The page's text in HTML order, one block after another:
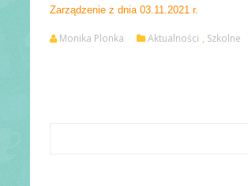
Zarządzenie z dnia 03.11.2021 r.
Monika Plonka Aktualności , Szkolne